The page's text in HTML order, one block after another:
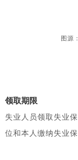
图源
领取期限
失业人员领取失业
位和本人缴纳失业